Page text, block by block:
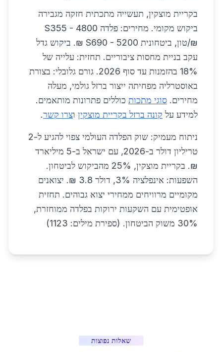
בקריית מוצקין, תעשייה מתכתית חזקה מגבירה
ביקוש מקומי. מחירים: פלדה S355 - 4800
₪/טון, ביטחונית S690 - 5200 ₪. ביקוש גדל
עקב בניית מחסות ציבוריים. תחזית: עלייה של
18% בהזמנות עד סוף 2026. גורם גלובלי: בצורת
באוסטרליה מפחיתה ייצור ברזל גולמי, מעלה
מחירים. סוגי מתכות כוללים פתרונות מותאמים.
למידע על קונה ברזל בקריית מוצקין וצרו קשר.
ניתוח מעמיק: שוק הפלדה העולמי צפוי להגיע ל-2
טריליון דולר ב-2026, עם ישראל ב-5 מיליארד
₪. בקריית מוצקין, 25% מהביקוש לביטחון.
השפעות: אינפלציה 3%, דולר 3.8 ₪. יצואנים
מקומיים מרוויחים ממחירי יצוא גבוהים. תחזית
אופטימית עם השקעות ירוקות בפלדה ממוחזרת,
30% משוק הביטחון. (ספירת מילים: 1123)
שאלות נפוצות